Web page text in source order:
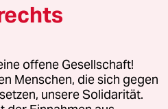
GmbH
Fragen oder für Genehmigungen
offene Gesellschaft!
Menschen, die sich gegen
unsere Solidarität.